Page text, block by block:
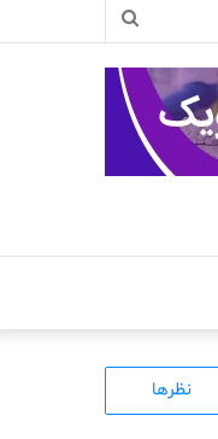
جستجو
برای
نظرها